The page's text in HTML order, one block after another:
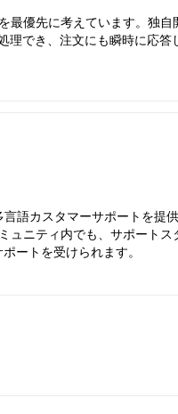
最優先に考えています。独自
理でき、注文にも瞬時に応答
語カスタマーサポートを提
ュニティ内でも、サポートス
ートを受けられます。